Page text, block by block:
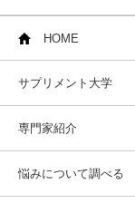
HOME
サプリメント大学
専門家紹介
悩みについて調べる